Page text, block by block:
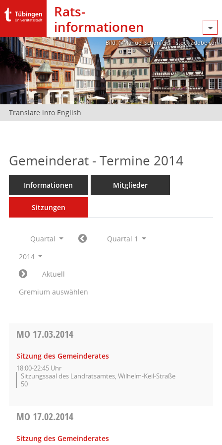
Rats­
informationen
Bild: @Manuel Schönfeld – stock.adobe.com
Translate into English
Gemeinderat - Termine 2014
Informationen Mitglieder
Sitzungen
Quartal
Quartal 1
2014
Aktuell
Gremium auswählen
MO 17.03.2014
Sitzung des Gemeinderates
18:00-22:45 Uhr
Sitzungssaal des Landratsamtes, Wilhelm-Keil-Straße
50
MO 17.02.2014
Sitzung des Gemeinderates